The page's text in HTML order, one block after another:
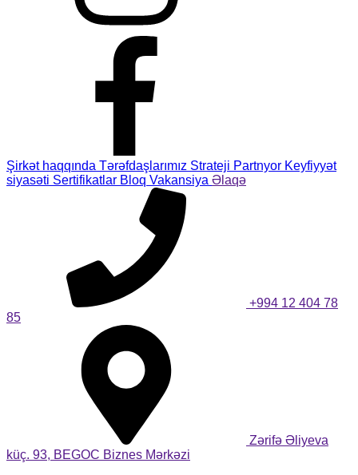
Şirkət haqqında Tərəfdaşlarımız Strateji Partnyor Keyfiyyət
siyasəti Sertifikatlar Bloq Vakansiya Əlaqə
+994 12 404 78
85
Zərifə Əliyeva
küç. 93, BEGOC Biznes Mərkəzi